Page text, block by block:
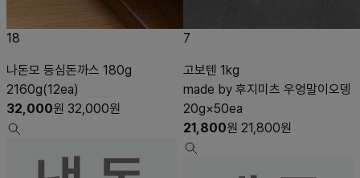
18
나돈모 등심돈까스 180g
2160g(12ea)
32,000원 32,000원
7
고보텐 1kg
made by 후지미츠 우엉말이오뎅
20g×50ea
21,800원 21,800원